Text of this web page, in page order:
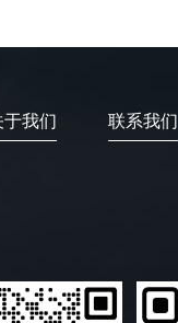
于我们 联系我们